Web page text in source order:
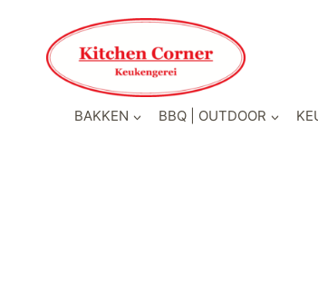
BAKKEN BBQ | OUTDOOR